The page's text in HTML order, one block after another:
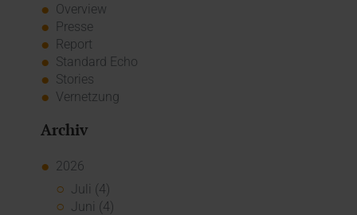
Overview
Presse
Report
Standard Echo
Stories
Vernetzung
Archiv
2026
Juli (4)
Juni (4)